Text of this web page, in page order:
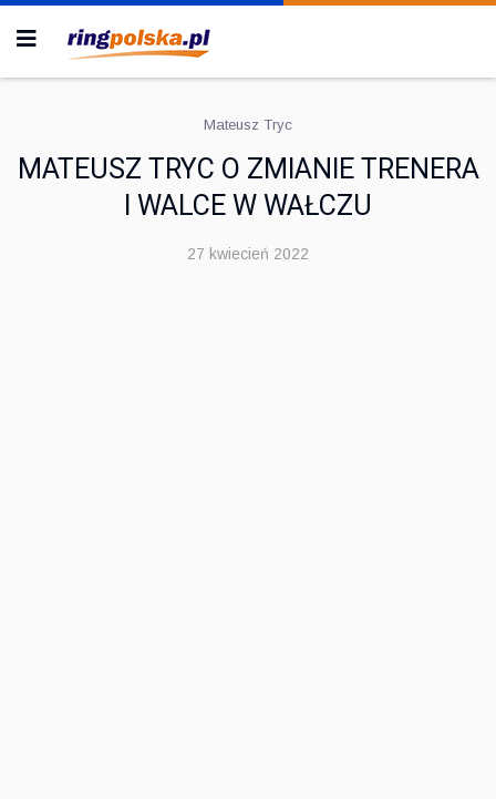
Mateusz Tryc
MATEUSZ TRYC O ZMIANIE TRENERA
I WALCE W WAŁCZU
27 kwiecień 2022